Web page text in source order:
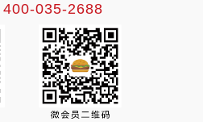
400-035-2688